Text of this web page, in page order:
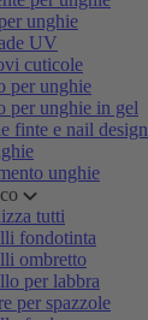
unghie
UV
cuticole
per unghie
per unghie in gel
finte e nail design
unghie
tutti
fondotinta
ombretto
per labbra
per spazzole